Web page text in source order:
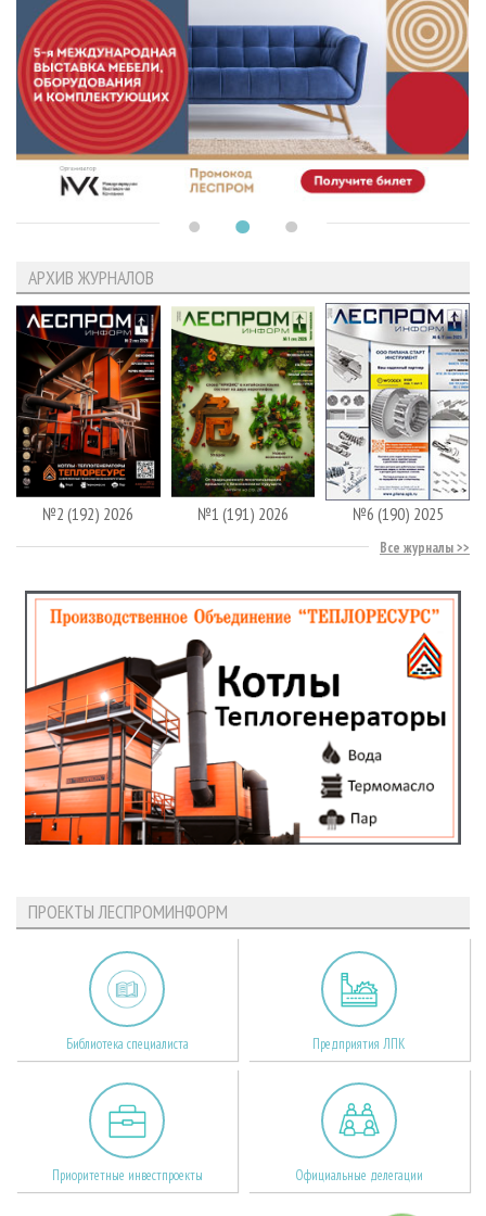
АРХИВ ЖУРНАЛОВ
№2 (192) 2026 №1 (191) 2026 №6 (190) 2025
Все журналы
ПРОЕКТЫ ЛЕСПРОМИНФОРМ
Библиотека специалиста Предприятия ЛПК
Приоритетные инвестпроекты Официальные делегации